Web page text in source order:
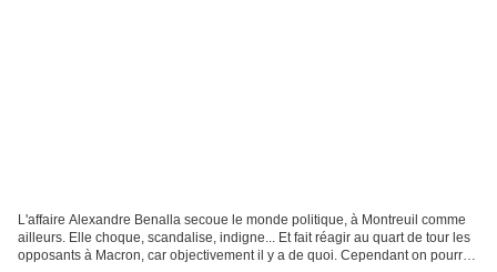
L'affaire Alexandre Benalla secoue le monde politique, à Montreuil comme
ailleurs. Elle choque, scandalise, indigne... Et fait réagir au quart de tour les
opposants à Macron, car objectivement il y a de quoi. Cependant on pourrait